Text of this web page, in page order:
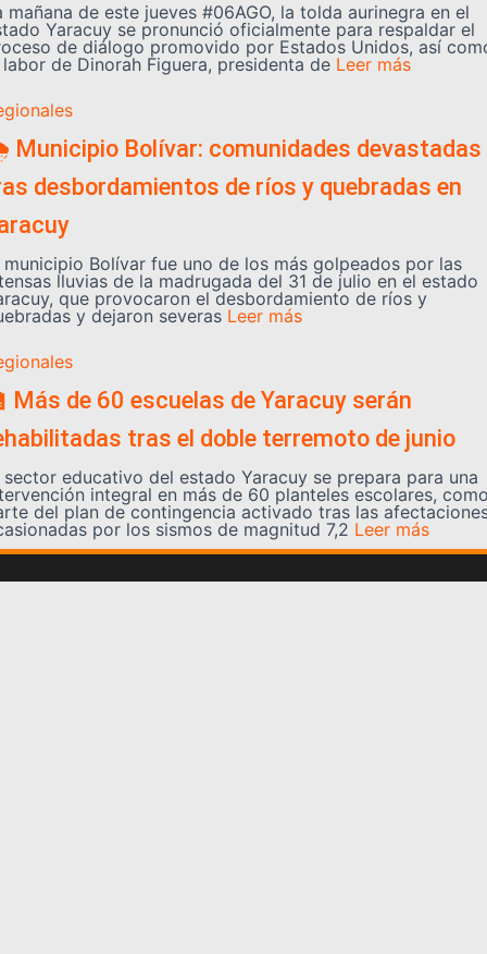
mañana de este jueves #06AGO, la tolda aurinegra en el
Yaracuy se pronunció oficialmente para respaldar el
de diálogo promovido por Estados Unidos, así
de Dinorah Figuera, presidenta de Leer más
Bolívar: comunidades devastadas
desbordamientos de ríos y quebradas en
municipio Bolívar fue uno de los más golpeados por las
lluvias de la madrugada del 31 de julio en el estado
que provocaron el desbordamiento de ríos y
y dejaron severas Leer más
Más de 60 escuelas de Yaracuy serán
tras el doble terremoto de junio
sector educativo del estado Yaracuy se prepara para una
integral en más de 60 planteles escolares,
del plan de contingencia activado tras las
por los sismos de magnitud 7,2 Leer más